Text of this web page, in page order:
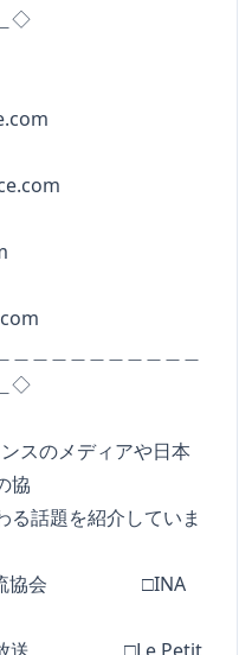
◇
て
て
て
＿＿＿＿＿＿＿＿＿
◇
のメディアや日本
協
話題を紹介していま
交流協会 □INA